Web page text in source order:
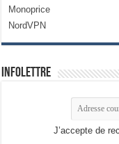
Monoprice
NordVPN
Infolettre
J’accepte de